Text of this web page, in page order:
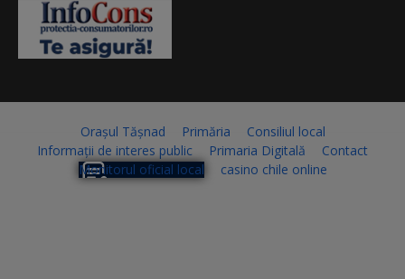
Orașul Tășnad Primăria
Consiliul local
Informații de interes public
Primaria Digitală
Contact
Monitorul oficial local
casino chile online